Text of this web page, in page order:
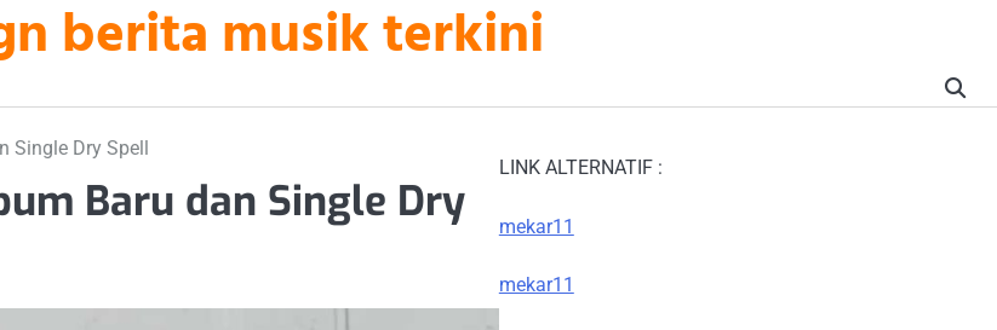
berita musik terkini
Single Dry Spell
Baru dan Single Dry
LINK ALTERNATIF :
mekar11
mekar11